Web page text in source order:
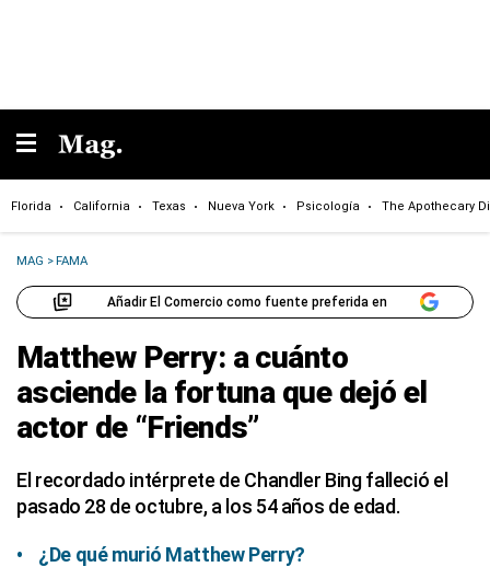
Florida California Texas Nueva York Psicología The Apothecary
MAG >FAMA
Añadir El Comercio como fuente preferida en
Matthew Perry: a cuánto
asciende la fortuna que dejó el
actor de “Friends”
El recordado intérprete de Chandler Bing falleció el
pasado 28 de octubre, a los 54 años de edad.
¿De qué murió Matthew Perry?